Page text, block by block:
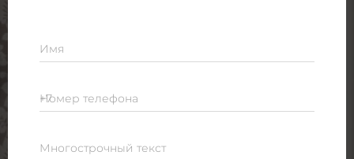
Имя
Номер телефона
Многострочный текст